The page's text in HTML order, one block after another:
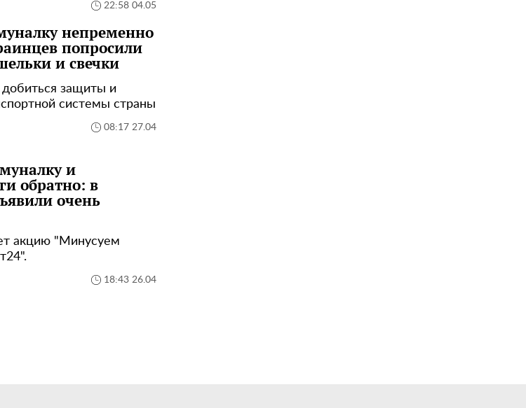
22:58 04.05
непременно
попросили
и свечки
защиты и
системы страны
08:17 27.04
и
обратно: в
очень
акцию "Минусуем
18:43 26.04